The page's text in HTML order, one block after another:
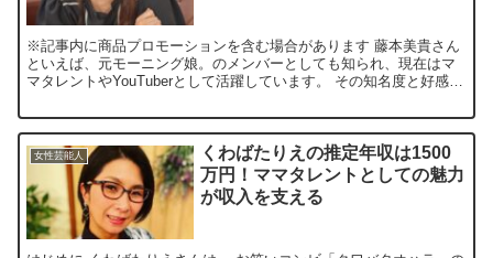
※記事内に商品プロモーションを含む場合があります 藤本美貴さん
といえば、元モーニング娘。のメンバーとしても知られ、現在はマ
マタレントやYouTuberとして活躍しています。 その知名度と好感度
女性芸能人
くわばたりえの推定年収は1500
万円！ママタレントとしての魅力
が収入を支える